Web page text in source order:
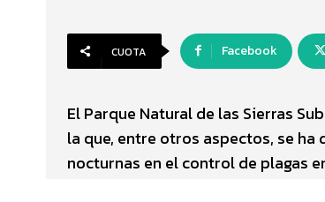
CUOTA Facebook
El Parque Natural de las Sierras
la que, entre otros aspectos, se
nocturnas en el control de plagas